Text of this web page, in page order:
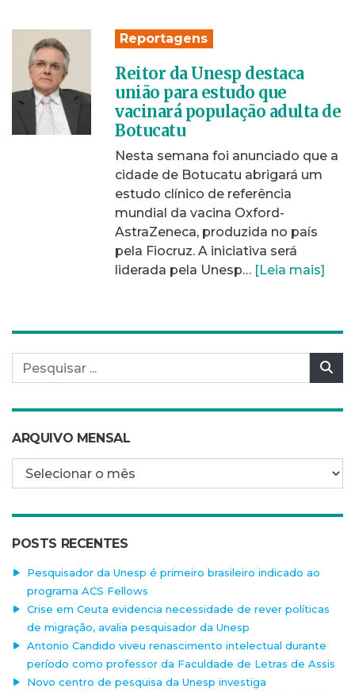
Reportagens
Reitor da Unesp destaca
união para estudo que
vacinará população adulta de
Botucatu
Nesta semana foi anunciado que a
cidade de Botucatu abrigará um
estudo clínico de referência
mundial da vacina Oxford-
AstraZeneca, produzida no país
pela Fiocruz. A iniciativa será
liderada pela Unesp… [Leia mais]
Pesquisar por:
ARQUIVO MENSAL
Arquivo mensal
POSTS RECENTES
Pesquisador da Unesp é primeiro brasileiro indicado ao
programa ACS Fellows
Crise em Ceuta evidencia necessidade de rever políticas
de migração, avalia pesquisador da Unesp
Antonio Candido viveu renascimento intelectual durante
período como professor da Faculdade de Letras de Assis
Novo centro de pesquisa da Unesp investiga